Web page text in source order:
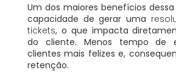
Um dos maiores benefícios
capacidade de gerar uma
tickets, o que impacta
do cliente. Menos tempo de
clientes mais felizes e,
retenção.